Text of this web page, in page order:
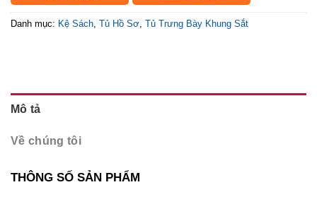
Danh mục: Kệ Sách Tủ Hồ Sơ Tủ Trưng Bày Khung Sắt
Mô tả
Về chúng tôi
THÔNG SỐ SẢN PHẨM